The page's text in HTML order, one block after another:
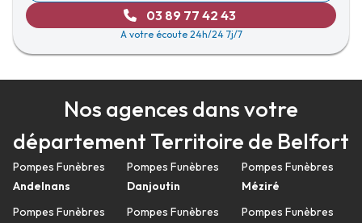
03 89 77 42 43
A votre écoute 24h/24 7j/7
Nos agences dans votre
département Territoire de Belfort
Pompes Funèbres
Andelnans
Pompes Funèbres
Pompes Funèbres
Danjoutin
Pompes Funèbres
Pompes Funèbres
Méziré
Pompes Funèbres